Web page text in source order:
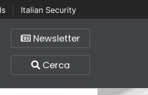
Italian Security
Newsletter
Cerca